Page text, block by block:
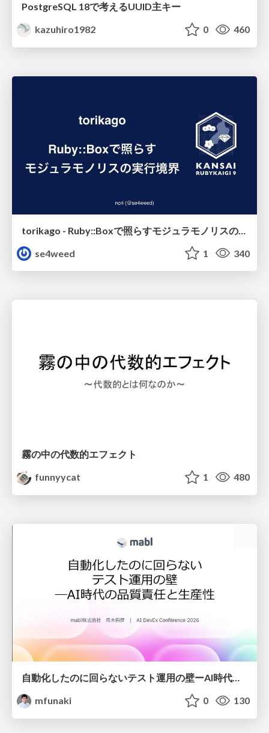
PostgreSQL 18で考えるUUID主キー
kazuhiro1982
0 460
se4weed
1 340
霧の中の代数的エフェクト
funnyycat
1 480
自動化したのに回らないテスト運用の壁ーAI時代の品質責任と生産性
mfunaki
0 130